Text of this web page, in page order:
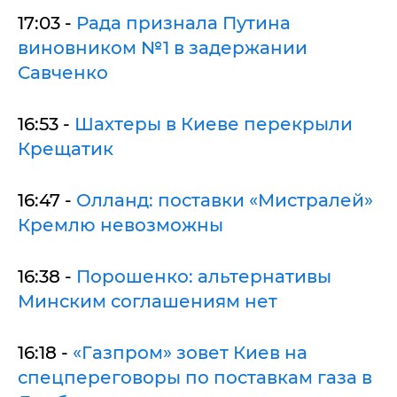
17:03 - Рада признала Путина
виновником №1 в задержании
Савченко
16:53 - Шахтеры в Киеве перекрыли
Крещатик
16:47 - Олланд: поставки «Мистралей»
Кремлю невозможны
16:38 - Порошенко: альтернативы
Минским соглашениям нет
16:18 - «Газпром» зовет Киев на
спецпереговоры по поставкам газа в